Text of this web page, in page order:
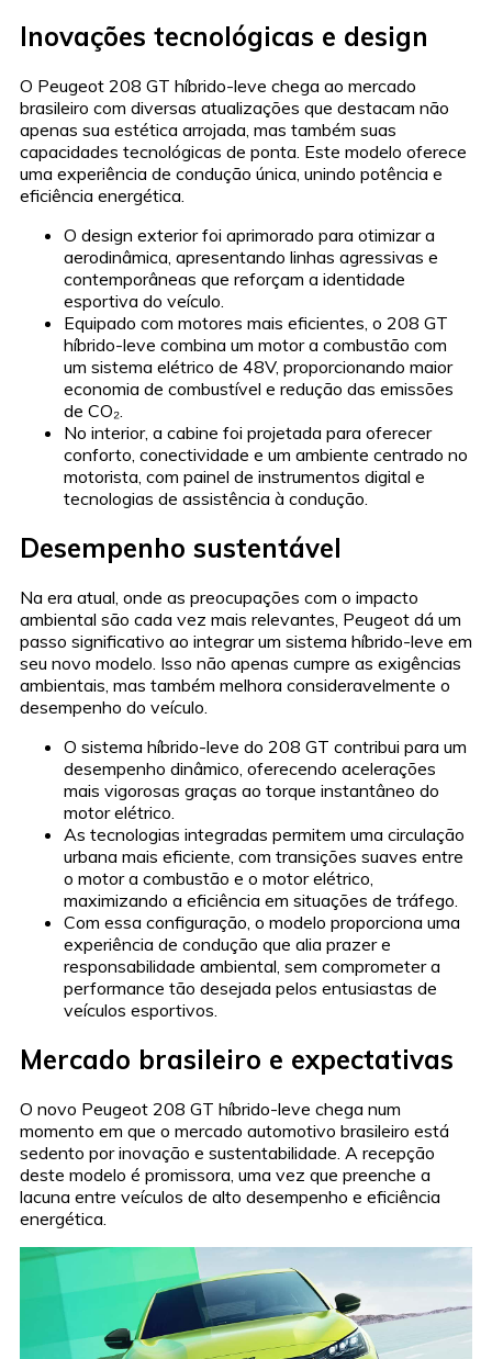
Inovações tecnológicas e design
O Peugeot 208 GT híbrido-leve chega ao mercado
brasileiro com diversas atualizações que destacam não
apenas sua estética arrojada, mas também suas
capacidades tecnológicas de ponta. Este modelo oferece
uma experiência de condução única, unindo potência e
eficiência energética.
O design exterior foi aprimorado para otimizar a
aerodinâmica, apresentando linhas agressivas e
contemporâneas que reforçam a identidade
esportiva do veículo.
Equipado com motores mais eficientes, o 208 GT
híbrido-leve combina um motor a combustão com
um sistema elétrico de 48V, proporcionando maior
economia de combustível e redução das emissões
de CO₂.
No interior, a cabine foi projetada para oferecer
conforto, conectividade e um ambiente centrado no
motorista, com painel de instrumentos digital e
tecnologias de assistência à condução.
Desempenho sustentável
Na era atual, onde as preocupações com o impacto
ambiental são cada vez mais relevantes, Peugeot dá um
passo significativo ao integrar um sistema híbrido-leve em
seu novo modelo. Isso não apenas cumpre as exigências
ambientais, mas também melhora consideravelmente o
desempenho do veículo.
O sistema híbrido-leve do 208 GT contribui para um
desempenho dinâmico, oferecendo acelerações
mais vigorosas graças ao torque instantâneo do
motor elétrico.
As tecnologias integradas permitem uma circulação
urbana mais eficiente, com transições suaves entre
o motor a combustão e o motor elétrico,
maximizando a eficiência em situações de tráfego.
Com essa configuração, o modelo proporciona uma
experiência de condução que alia prazer e
responsabilidade ambiental, sem comprometer a
performance tão desejada pelos entusiastas de
veículos esportivos.
Mercado brasileiro e expectativas
O novo Peugeot 208 GT híbrido-leve chega num
momento em que o mercado automotivo brasileiro está
sedento por inovação e sustentabilidade. A recepção
deste modelo é promissora, uma vez que preenche a
lacuna entre veículos de alto desempenho e eficiência
energética.